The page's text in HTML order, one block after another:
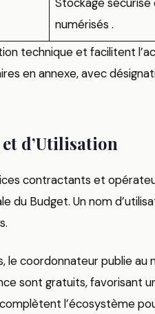
numérisés​.
technique et facilitent
en annexe, avec
d’Utilisation
contractants et
du Budget. Un nom
le coordonnateur publie au
sont gratuits, favorisant
l’écosystème